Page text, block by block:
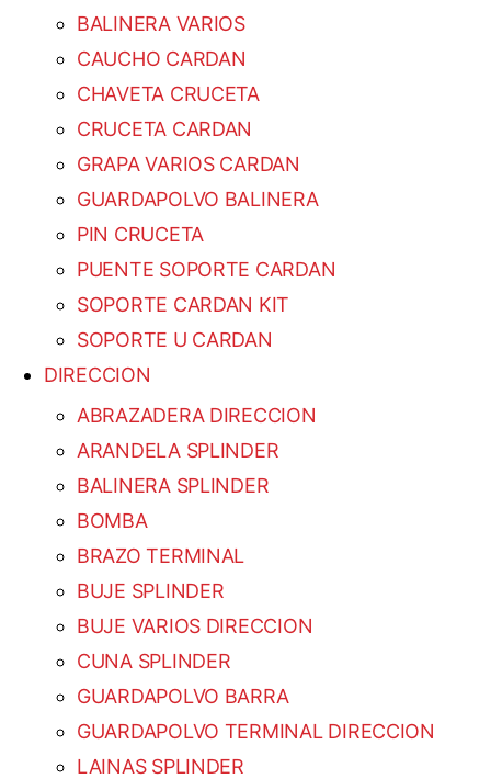
BALINERA VARIOS
CAUCHO CARDAN
CHAVETA CRUCETA
CRUCETA CARDAN
GRAPA VARIOS CARDAN
GUARDAPOLVO BALINERA
PIN CRUCETA
PUENTE SOPORTE CARDAN
SOPORTE CARDAN KIT
SOPORTE U CARDAN
DIRECCION
ABRAZADERA DIRECCION
ARANDELA SPLINDER
BALINERA SPLINDER
BOMBA
BRAZO TERMINAL
BUJE SPLINDER
BUJE VARIOS DIRECCION
CUNA SPLINDER
GUARDAPOLVO BARRA
GUARDAPOLVO TERMINAL DIRECCION
LAINAS SPLINDER